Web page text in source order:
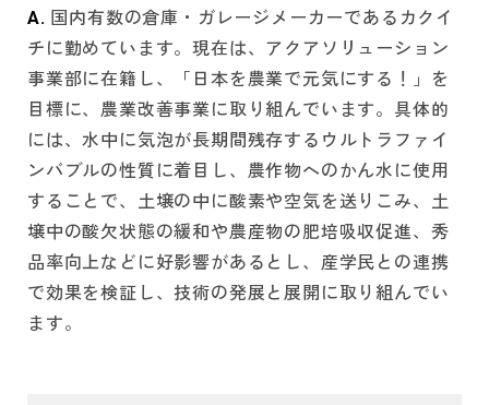
A. 国内有数の倉庫・ガレージメーカーであるカクイ
チに勤めています。現在は、アクアソリューション
事業部に在籍し、「日本を農業で元気にする！」を
目標に、農業改善事業に取り組んでいます。具体的
には、水中に気泡が長期間残存するウルトラファイ
ンバブルの性質に着目し、農作物へのかん水に使用
することで、土壌の中に酸素や空気を送りこみ、土
壌中の酸欠状態の緩和や農産物の肥培吸収促進、秀
品率向上などに好影響があるとし、産学民との連携
で効果を検証し、技術の発展と展開に取り組んでい
ます。